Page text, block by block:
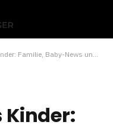
Baby-News und Mutterglück
Kinder: